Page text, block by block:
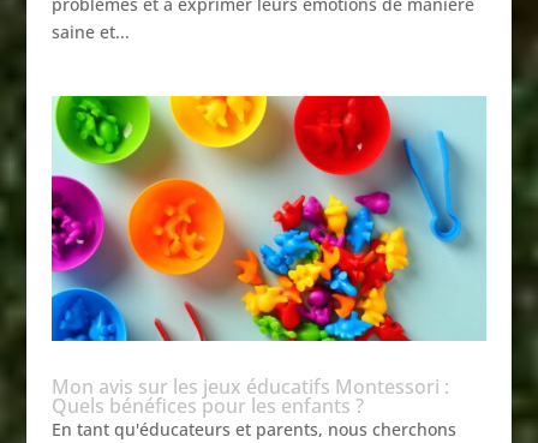
saine et...
Mon avis sur les jeux éducatifs Montessori :
Quels bénéfices pour les enfants ?
En tant qu'éducateurs et parents, nous cherchons